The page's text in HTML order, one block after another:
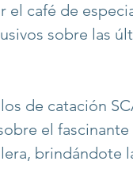
el café de
sobre las
de catación
el
brindándote